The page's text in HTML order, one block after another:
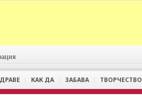
КАК ДА ЗАБАВА ТВОРЧЕСТВО